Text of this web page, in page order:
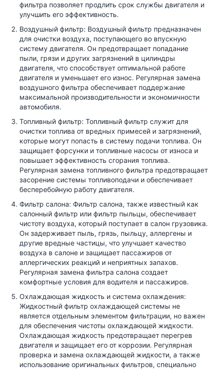
фильтра позволяет продлить срок службы двигателя и
улучшить его эффективность.
Воздушный фильтр: Воздушный фильтр предназначен
для очистки воздуха, поступающего во впускную
систему двигателя. Он предотвращает попадание
пыли, грязи и других загрязнений в цилиндры
двигателя, что способствует оптимальной работе
двигателя и уменьшает его износ. Регулярная замена
воздушного фильтра обеспечивает поддержание
максимальной производительности и экономичности
автомобиля.
Топливный фильтр: Топливный фильтр служит для
очистки топлива от вредных примесей и загрязнений,
которые могут попасть в систему подачи топлива. Он
защищает форсунки и топливные насосы от износа и
повышает эффективность сгорания топлива.
Регулярная замена топливного фильтра предотвращает
засорение системы топливоподачи и обеспечивает
бесперебойную работу двигателя.
Фильтр салона: Фильтр салона, также известный как
салонный фильтр или фильтр пыльцы, обеспечивает
чистоту воздуха, который поступает в салон грузовика.
Он задерживает пыль, грязь, пыльцу, аллергены и
другие вредные частицы, что улучшает качество
воздуха в салоне и защищает пассажиров от
аллергических реакций и неприятных запахов.
Регулярная замена фильтра салона создает
комфортные условия для водителя и пассажиров.
Охлаждающая жидкость и система охлаждения:
Жидкостный фильтр охлаждающей системы не
является отдельным элементом фильтрации, но важен
для обеспечения чистоты охлаждающей жидкости.
Охлаждающая жидкость предотвращает перегрев
двигателя и защищает его от коррозии. Регулярная
проверка и замена охлаждающей жидкости, а также
использование оригинальных фильтров, специально